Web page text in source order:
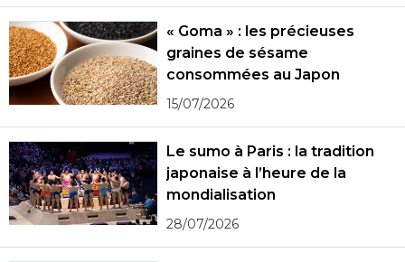
« Goma » : les précieuses
graines de sésame
consommées au Japon
15/07/2026
Le sumo à Paris : la tradition
japonaise à l’heure de la
mondialisation
28/07/2026